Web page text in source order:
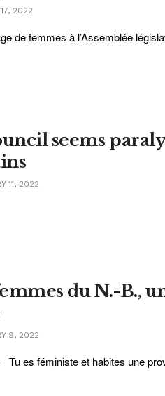
2022
de femmes à l’Assemblée
seems
11, 2022
du N.-B.,
9, 2022
es féministe et habites une